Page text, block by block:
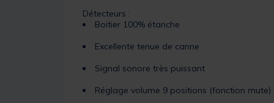
Détecteurs :
Boitier 100% étanche
Excellente tenue de canne
Signal sonore très puissant
Réglage volume 9 positions (fonction mute)